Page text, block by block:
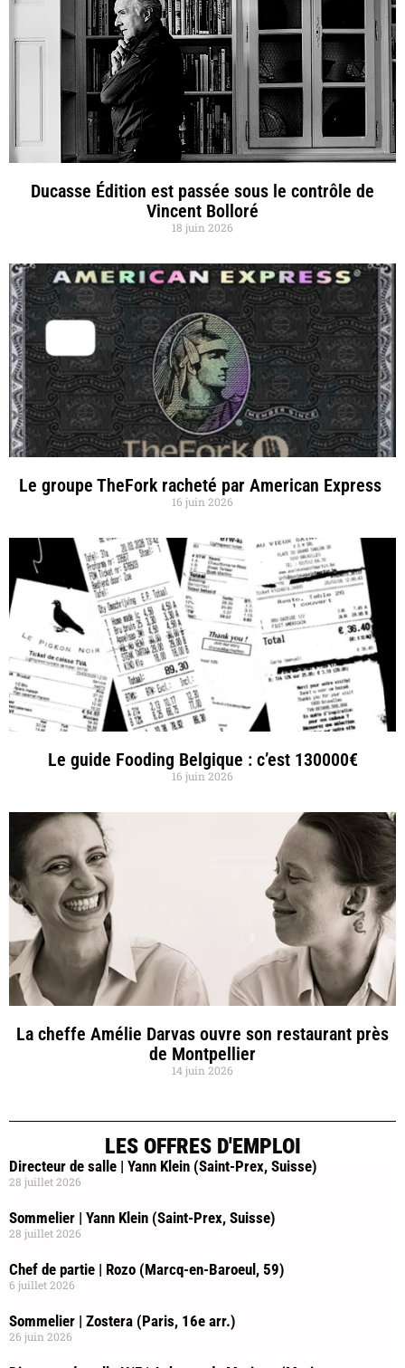
Ducasse Édition est passée sous le contrôle de
Vincent Bolloré
18 juin 2026
Le groupe TheFork racheté par American Express
16 juin 2026
Le guide Fooding Belgique : c’est 130000€
16 juin 2026
La cheffe Amélie Darvas ouvre son restaurant près
de Montpellier
14 juin 2026
LES OFFRES D'EMPLOI
Directeur de salle | Yann Klein (Saint-Prex, Suisse)
28 juillet 2026
Sommelier | Yann Klein (Saint-Prex, Suisse)
28 juillet 2026
Chef de partie | Rozo (Marcq-en-Baroeul, 59)
6 juillet 2026
Sommelier | Zostera (Paris, 16e arr.)
26 juin 2026